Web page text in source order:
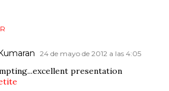
24 de mayo de 2012 a las 4:05
presentation